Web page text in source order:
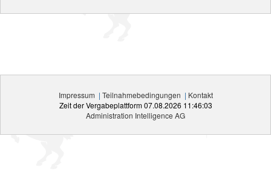
Impressum | Teilnahmebedingungen | Kontakt
Zeit der Vergabeplattform 07.08.2026 11:46:03
Administration Intelligence AG